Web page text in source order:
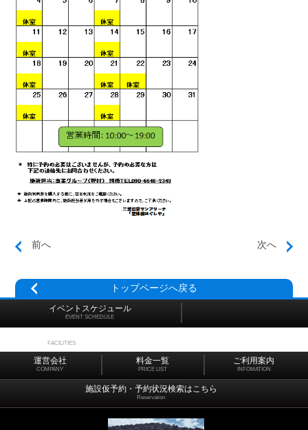
前へ 次へ
トップページへ戻る
イベントスケジュール
EVENT SCHEDULE
FACILITIES
運営会社
COMPANY
料金一覧
PRICE LIST
ご利用案内
INFOMATION
施設仮予約・予約状況検索はこちら
Reservation